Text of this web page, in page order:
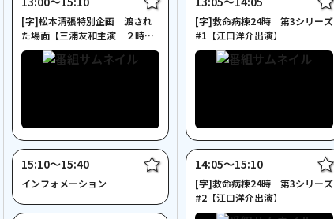
[字]松本清張特別企画 渡され
た場面【三浦友和主演 ２時間
サスペンス】
15:10〜15:40
インフォメーション
[字]救命病棟24時 第3シリーズ
#1【江口洋介出演】
14:05〜15:10
[字]救命病棟24時 第3シリーズ
#2【江口洋介出演】